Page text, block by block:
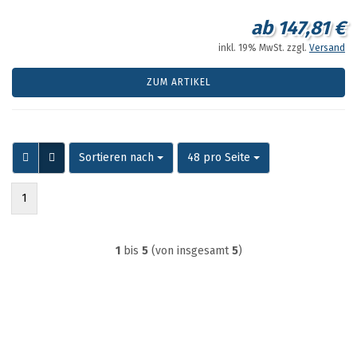
ab 147,81 €
inkl. 19% MwSt. zzgl. Versand
ZUM ARTIKEL
Sortieren nach
Sortieren nach 48 pro Seite
pro Seite
1
1bis 5(von insgesamt5)